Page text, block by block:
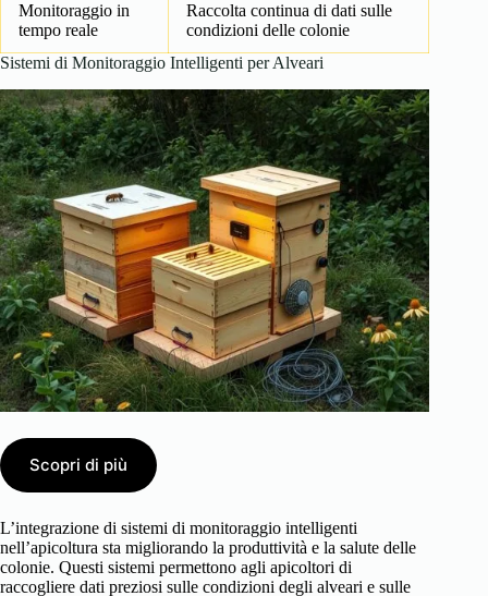
Monitoraggio in
tempo reale
Raccolta continua di dati sulle
condizioni delle colonie
Sistemi di Monitoraggio Intelligenti per Alveari
Scopri di più
L’integrazione di sistemi di monitoraggio intelligenti
nell’apicoltura sta migliorando la produttività e la salute delle
colonie. Questi sistemi permettono agli apicoltori di
raccogliere dati preziosi sulle condizioni degli alveari e sulle